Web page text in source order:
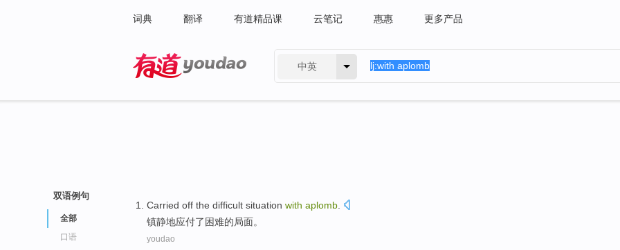
词典 翻译 有道精品课 云笔记 惠惠 更多产品
中英
双语例句
全部
口语
Carried off the difficult situation with aplomb
镇静地应付了 困难的局面。
youdao